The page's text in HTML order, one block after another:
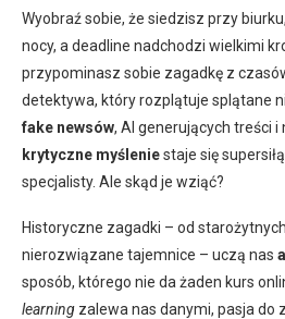
Wyobraź sobie, że siedzisz przy
nocy, a deadline nadchodzi wielkimi
przypominasz sobie zagadkę z
detektywa, który rozplątuje splątane
fake newsów, AI generujących treści i
krytyczne myśleniestaje się
specjalisty. Ale skąd je wziąć?
Historyczne zagadki – od
nierozwiązane tajemnice – uczą nas
sposób, którego nie da żaden kurs
learning zalewa nas danymi, pasja do